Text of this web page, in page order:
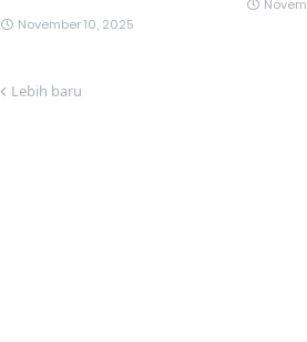
November 10, 2025
Lebih baru